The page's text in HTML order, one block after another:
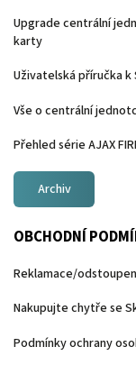
Upgrade centrální
karty
Uživatelská příručka k
Vše o centrální
Přehled série AJAX
Archiv
OBCHODNÍ
Reklamace/
Nakupujte chytře se
Podmínky ochrany